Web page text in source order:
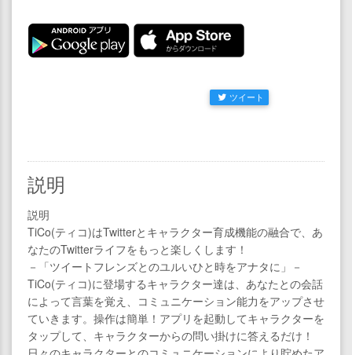
ツイート
説明
説明
TiCo(ティコ)はTwitterとキャラクター育成機能の融合で、あ
なたのTwitterライフをもっと楽しくします！
－「ツイートフレンズとのユルいひと時をアナタに」－
TiCo(ティコ)に登場するキャラクター達は、あなたとの会話
によって言葉を覚え、コミュニケーション能力をアップさせ
ていきます。操作は簡単！アプリを起動してキャラクターを
タップして、キャラクターからの問い掛けに答えるだけ！